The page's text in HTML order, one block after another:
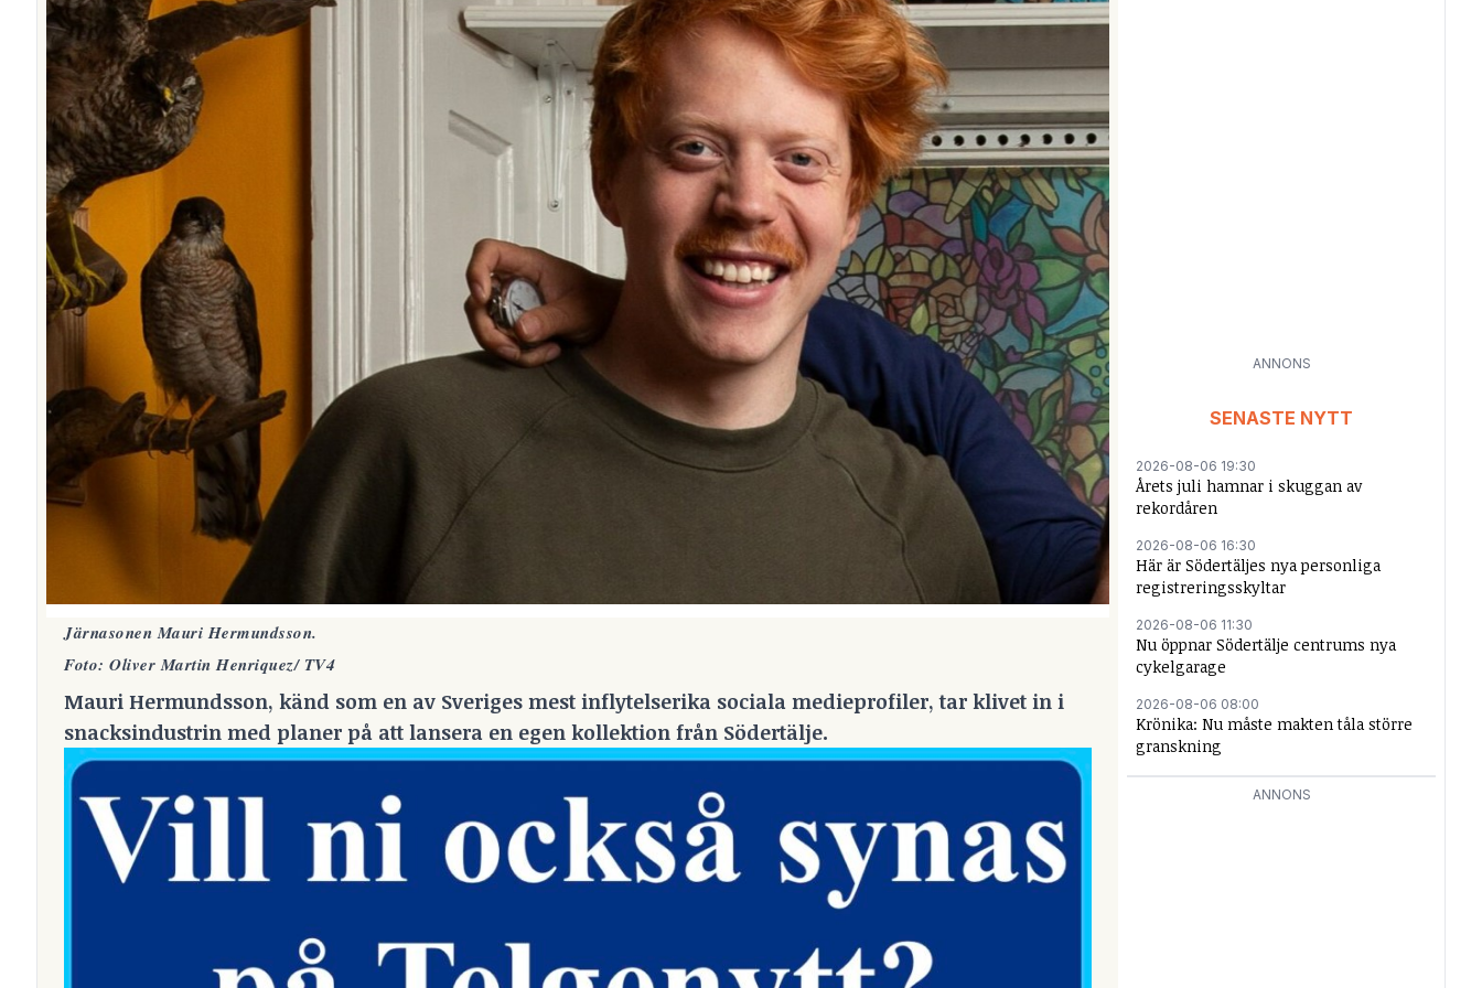
Järnasonen Mauri Hermundsson.
Foto: Oliver Martin Henriquez/ TV4
Mauri Hermundsson, känd som en av Sveriges mest inflytelserika sociala medieprofiler, tar klivet in i
snacksindustrin med planer på att lansera en egen kollektion från Södertälje.
ANNONS
SENASTE NYTT
2026-08-06 19:30
Årets juli hamnar i skuggan av
rekordåren
2026-08-06 16:30
Här är Södertäljes nya personliga
registreringsskyltar
2026-08-06 11:30
Nu öppnar Södertälje centrums nya
cykelgarage
2026-08-06 08:00
Krönika: Nu måste makten tåla större
granskning
ANNONS